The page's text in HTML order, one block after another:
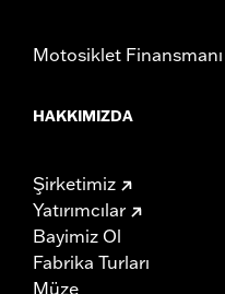
Motosiklet Finansmanı
HAKKIMIZDA
Şirketimiz
Yatırımcılar
Bayimiz Ol
Fabrika Turları
Müze